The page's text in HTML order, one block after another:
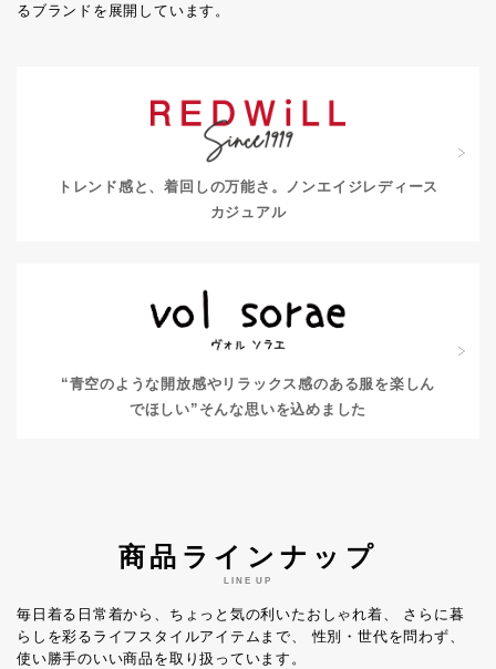
るブランドを展開しています。
トレンド感と、着回しの万能さ。
ノンエイジレディース
カジュアル
“青空のような開放感やリラックス感のある服を楽しん
でほしい” そんな思いを込めました
商品ラインナップ
LINE UP
毎日着る日常着から、ちょっと気の利いたおしゃれ着、
さらに暮
らしを彩るライフスタイルアイテムまで、
性別・世代を問わず、
使い勝手のいい商品を取り扱っています。